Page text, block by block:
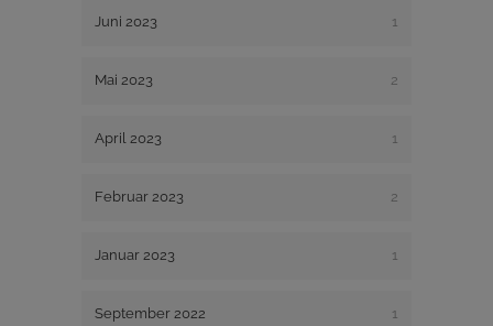
Juni 2023 1
Mai 2023 2
April 2023 1
Februar 2023 2
Januar 2023 1
September 2022 1